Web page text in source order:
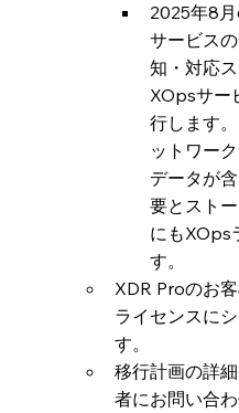
2025年8
サービス
知・対応
XOpsサー
行します
ットワー
データが
要とスト
にもXOps
す。
XDR Proのお
ライセンスに
す。
移行計画の詳
者にお問い合わ